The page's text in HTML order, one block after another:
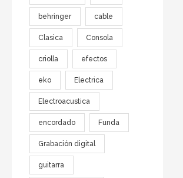
behringer cable
Clasica Consola
criolla efectos
eko Electrica
Electroacustica
encordado Funda
Grabación digital
guitarra